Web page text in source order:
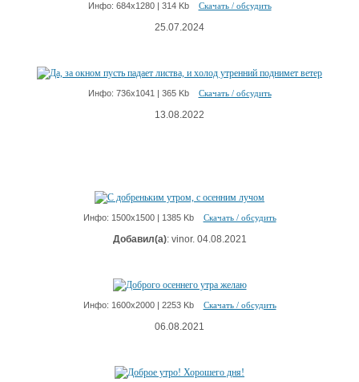
Инфо: 684х1280 | 314 Kb Скачать / обсудить
25.07.2024
Инфо: 736х1041 | 365 Kb Скачать / обсудить
13.08.2022
Инфо: 1500х1500 | 1385 Kb Скачать / обсудить
Добавил(а): vinor. 04.08.2021
Инфо: 1600х2000 | 2253 Kb Скачать / обсудить
06.08.2021